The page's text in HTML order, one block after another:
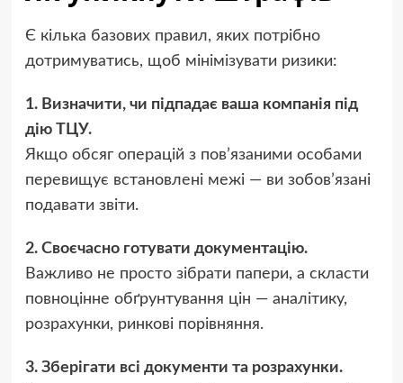
Є кілька базових правил, яких потрібно
дотримуватись, щоб мінімізувати ризики:
1. Визначити, чи підпадає ваша компанія під
дію ТЦУ.
Якщо обсяг операцій з пов’язаними особами
перевищує встановлені межі — ви зобов’язані
подавати звіти.
2. Своєчасно готувати документацію.
Важливо не просто зібрати папери, а скласти
повноцінне обґрунтування цін — аналітику,
розрахунки, ринкові порівняння.
3. Зберігати всі документи та розрахунки.